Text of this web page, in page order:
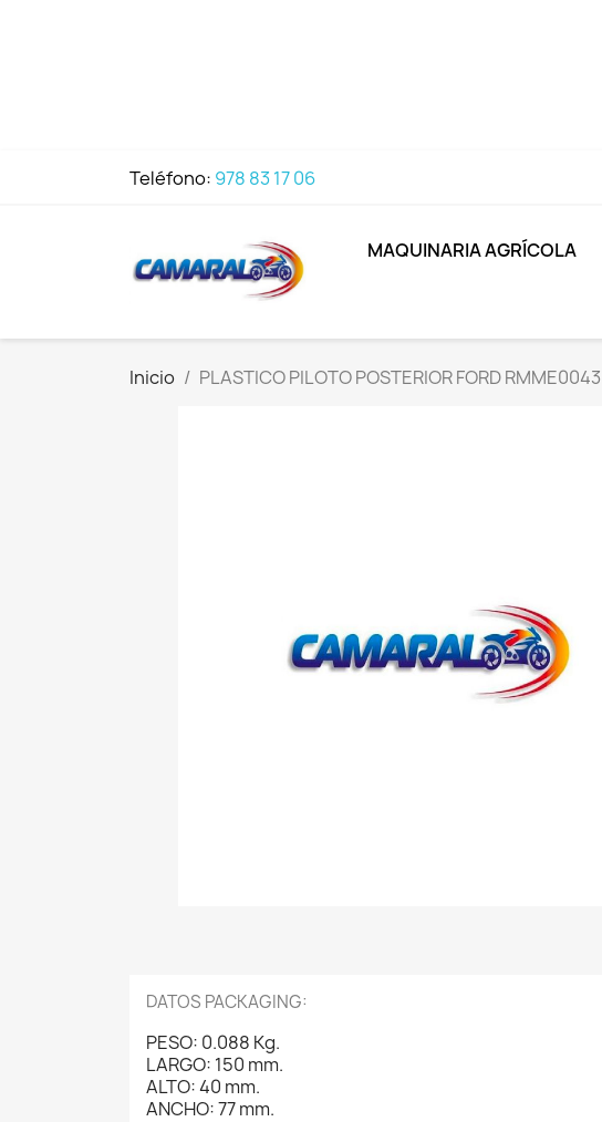
Teléfono: 978 83 17 06
MAQUINARIA AGRÍCOLA
Inicio PLASTICO PILOTO POSTERIOR FORD RMME0043
DATOS PACKAGING:
PESO: 0.088 Kg.
LARGO: 150 mm.
ALTO: 40 mm.
ANCHO: 77 mm.